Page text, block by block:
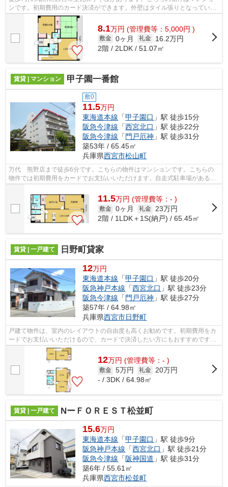
ンです。初期費用のカード決済ができます。外壁はタイル張りとなってい
て、印象的な外観です。ピタットハウス西...
8.1万円 (管理費等：5,000円 )
敷金 0ヶ月 礼金
16.2万円
2階 / 2LDK / 51.07㎡
賃貸 | マンション 甲子園一番館
敷0
11.5万円
東海道本線 「甲子園口 」駅 徒歩15分
阪急今津線 「西宮北口 」駅 徒歩22分
阪急今津線 「 門戸厄神 」駅 徒歩31分
築53年 / 65.45㎡
兵庫県西宮市松山町
万代 熊野店まで徒歩6分です。こちらの物件はマンションです。こちらの
物件では初期費用をカードでお支払いいただけます。自走式駐車場がある物
件です。当社スタッフが西宮市地域の不...
11.5万円 (管理費等：- )
敷金 0ヶ月 礼金 23万円
2階 / 1LDK＋1S(納戸) / 65.45㎡
賃貸 | 一戸建て 日野町貸家
12万円
東海道本線 「甲子園口 」駅 徒歩20分
阪急神戸本線 「西宮北口 」駅 徒歩23分
阪急今津線 「 門戸厄神 」駅 徒歩27分
築57年 / 64.98㎡
兵庫県西宮市日野町
戸建て物件は、室内のレイアウトの自由度も高くお勧めです。初期費用をカ
ードでお支払いいただけるので、カードで決済したい方にもおすすめです。
東海道本線甲子園口近くのお勧めの物...
12万円 (管理費等：- )
敷金 5万円 礼金
20万円
- / 3DK / 64.98㎡
賃貸 | 一戸建て NーＦＯＲＥＳＴ松並町
15.6万円
東海道本線 「甲子園口 」駅 徒歩9分
阪急神戸本線 「西宮北口 」駅 徒歩21分
阪急今津線 「 阪神国道 」駅 徒歩31分
築6年 / 55.61㎡
兵庫県西宮市松並町